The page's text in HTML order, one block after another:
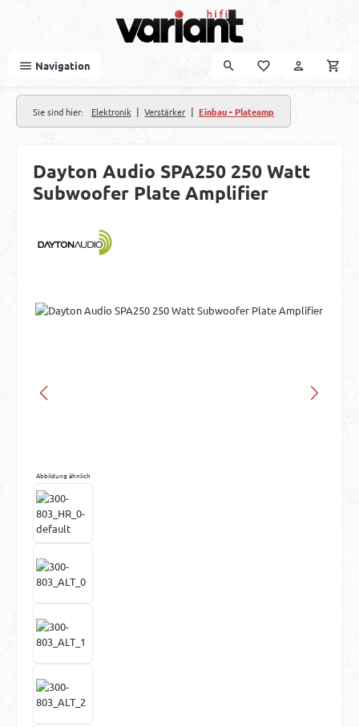
Navigation
Sie sind hier: Elektronik | Verstärker | Einbau - Plateamp
Dayton Audio SPA250 250 Watt
Subwoofer Plate Amplifier
Bildergalerie überspringen
Abbildung ähnlich